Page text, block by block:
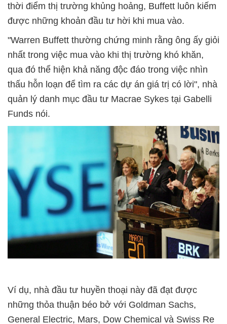
thời điểm thị trường khủng hoảng, Buffett luôn kiếm
được những khoản đầu tư hời khi mua vào.
"Warren Buffett thường chứng minh rằng ông ấy giỏi
nhất trong việc mua vào khi thị trường khó khăn,
qua đó thể hiện khả năng độc đáo trong việc nhìn
thấu hỗn loạn để tìm ra các dự án giá trị có lời", nhà
quản lý danh mục đầu tư Macrae Sykes tại Gabelli
Funds nói.
Ví dụ, nhà đầu tư huyền thoại này đã đạt được
những thỏa thuận béo bở với Goldman Sachs,
General Electric, Mars, Dow Chemical và Swiss Re